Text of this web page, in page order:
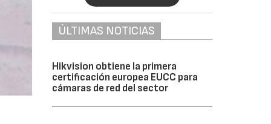
ÚLTIMAS NOTICIAS
Hikvision obtiene la primera
certificación europea EUCC para
cámaras de red del sector